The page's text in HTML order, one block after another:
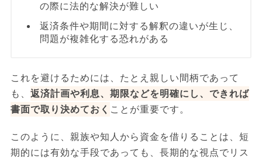
の際に法的な解決が難しい
返済条件や期間に対する解釈の違いが生じ、
問題が複雑化する恐れがある
これを避けるためには、たとえ親しい間柄であって
も、 返済計画や利息、期限などを明確にし、できれば
書面で取り決めておく ことが重要です。
このように、親族や知人から資金を借りることは、短
期的には有効な手段であっても、長期的な視点でリス